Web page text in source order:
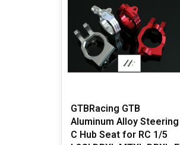
GTBRacing GTB
Aluminum Alloy Steering
C Hub Seat for RC 1/5